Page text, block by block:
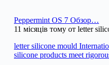
Peppermint OS 7 Обзор…
11 місяців тому от letter
letter silicone mould
silicone products meet